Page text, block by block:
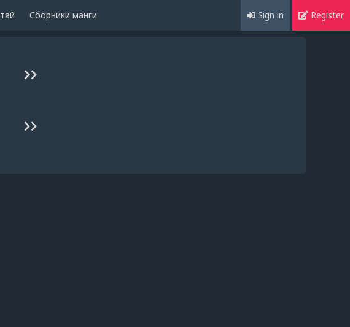
Сборники манги Sign in Register